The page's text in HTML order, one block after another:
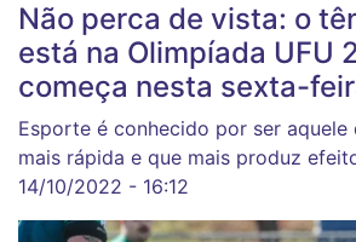
Não perca de vista: o
está na Olimpíada UFU
começa nesta sexta-
Esporte é conhecido por ser aquele
mais rápida e que mais produz
14/10/2022 - 16:12